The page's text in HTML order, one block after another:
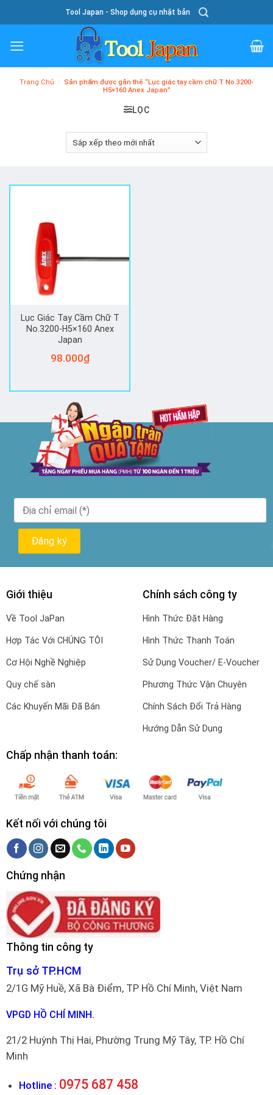
To
Content
Tool Japan - Shop dụng cụ nhật bản
Trang Chủ / Sản phẩm được gắn thẻ “Lục giác tay cầm chữ T No.3200-
H5×160 Anex Japan”
LỌC
Lục Giác Tay Cầm Chữ T
No.3200-H5×160 Anex
Japan
98.000₫
Giới thiệu
Về Tool JaPan
Hợp Tác Với CHÚNG TÔI
Cơ Hội Nghề Nghiệp
Quy chế sàn
Các Khuyến Mãi Đã Bán
Chính sách công ty
Hình Thức Đặt Hàng
Hình Thức Thanh Toán
Sử Dụng Voucher/ E-Voucher
Phương Thức Vận Chuyên
Chính Sách Đổi Trả Hàng
Hướng Dẫn Sử Dụng
Chấp nhận thanh toán:
Kết nối với chúng tôi
Chứng nhận
Thông tin công ty
Trụ sở TP.HCM
2/1G Mỹ Huề, Xã Bà Điểm, TP Hồ Chí Minh, Việt Nam
VPGD HỒ CHÍ MINH.
21/2 Huỳnh Thị Hai, Phường Trung Mỹ Tây, TP. Hồ Chí
Minh
Hotline : 0975 687 458